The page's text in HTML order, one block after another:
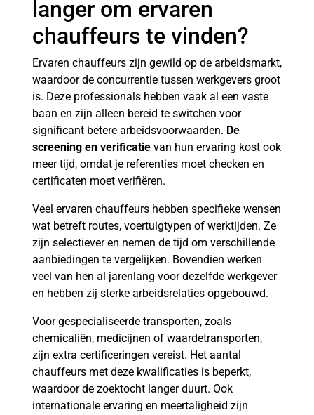
langer om ervaren
chauffeurs te vinden?
Ervaren chauffeurs zijn gewild op de arbeidsmarkt,
waardoor de concurrentie tussen werkgevers groot
is. Deze professionals hebben vaak al een vaste
baan en zijn alleen bereid te switchen voor
significant betere arbeidsvoorwaarden. De
screening en verificatie van hun ervaring kost ook
meer tijd, omdat je referenties moet checken en
certificaten moet verifiëren.
Veel ervaren chauffeurs hebben specifieke wensen
wat betreft routes, voertuigtypen of werktijden. Ze
zijn selectiever en nemen de tijd om verschillende
aanbiedingen te vergelijken. Bovendien werken
veel van hen al jarenlang voor dezelfde werkgever
en hebben zij sterke arbeidsrelaties opgebouwd.
Voor gespecialiseerde transporten, zoals
chemicaliën, medicijnen of waardetransporten,
zijn extra certificeringen vereist. Het aantal
chauffeurs met deze kwalificaties is beperkt,
waardoor de zoektocht langer duurt. Ook
internationale ervaring en meertaligheid zijn